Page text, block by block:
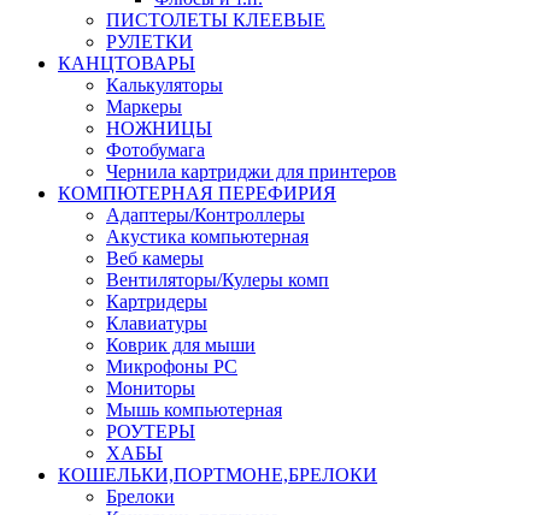
ПИСТОЛЕТЫ КЛЕЕВЫЕ
РУЛЕТКИ
КАНЦТОВАРЫ
Калькуляторы
Маркеры
НОЖНИЦЫ
Фотобумага
Чернила картриджи для принтеров
КОМПЮТЕРНАЯ ПЕРЕФИРИЯ
Адаптеры/Контроллеры
Акустика компьютерная
Веб камеры
Вентиляторы/Кулеры комп
Картридеры
Клавиатуры
Коврик для мыши
Микрофоны PC
Мониторы
Мышь компьютерная
РОУТЕРЫ
ХАБЫ
КОШЕЛЬКИ,ПОРТМОНЕ,БРЕЛОКИ
Брелоки